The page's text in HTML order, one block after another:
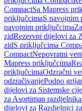
CompactSa Mapress
priključcimaS navojnim
navojnim priključcima
zidRezervni dijelovi za
zidS priključcima
CompactNepovratni
Mapress priključcima
priključcimaOdzračni
odzračivanjePodno
dijelovi za Sistemske
za Asortiman razdjelnika
dijelovi za Razdjelnici